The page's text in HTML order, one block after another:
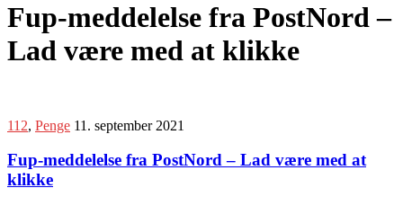
Fup-meddelelse fra PostNord –
Lad være med at klikke
112, Penge 11. september 2021
Fup-meddelelse fra PostNord – Lad være med at
klikke